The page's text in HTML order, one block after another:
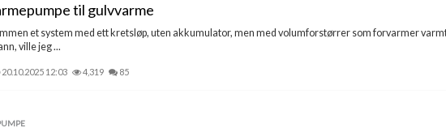
til gulvvarme
et system med ett kretsløp, uten akkumulator, men med volumforstørrer som forvarmer
ville jeg ...
20.10.2025 12:03 4,319 85